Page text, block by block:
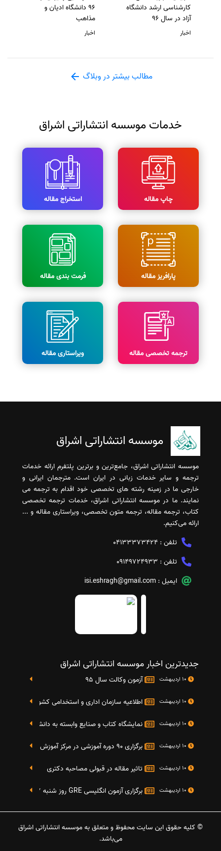
کارشناسی ارشد دانشگاه
آزاد در سال 96
اخبار
96 دانشگاه ادیان و
مذاهب
اخبار
مطالب بیشتر در وبلاگ
خدمات موسسه انتشاراتی اشراق
چاپ مقاله استخراج مقاله
پارافریز مقاله فرمت بندی مقاله
ترجمه تخصصی مقاله ویراستاری مقاله
موسسه انتشاراتی اشراق
موسسه انتشاراتی اشراق، جامع‌ترین و برترین پلتفرم ارائه خدمات
ترجمه و سایر خدمات زبانی در ایران است. مترجمان ایرانی و
خارجی ما در زمینه رشته های تخصصی خود اقدام به ترجمه می
نمایند. ما در موسسه انتشاراتی اشراق، خدمات ترجمه تخصصی
کتاب، ترجمه مقاله، ترجمه متون تخصصی، ویراستاری مقاله و ...
ارائه می‌کنیم.
تلفن : 04133373424
تلفن : 09149724933
ایمیل : isi.eshragh@gmail.com
جدیدترین اخبار موسسه انتشاراتی اشراق
آزمون وکالت سال 95
اطلاعیه سازمان اداری و استخدامی کشور در خصوص
نمایشگاه کتاب و صنایع وابسته به دانشگاه صنعتی شریف 4 الی 8 مهر
برگزاری 90 دوره آموزشی در مرکز آموزش فرهنگی دانشگاه علامه
تاثیر مقاله در قبولی مصاحبه دکتری
برگزاری آزمون انگلیسی GRE روز شنبه 27 شهریور(مقارن با 17 سپتامبر 2016)
© کلیه حقوق این سایت محفوظ و متعلق به موسسه انتشاراتی اشراق
می‌باشد.